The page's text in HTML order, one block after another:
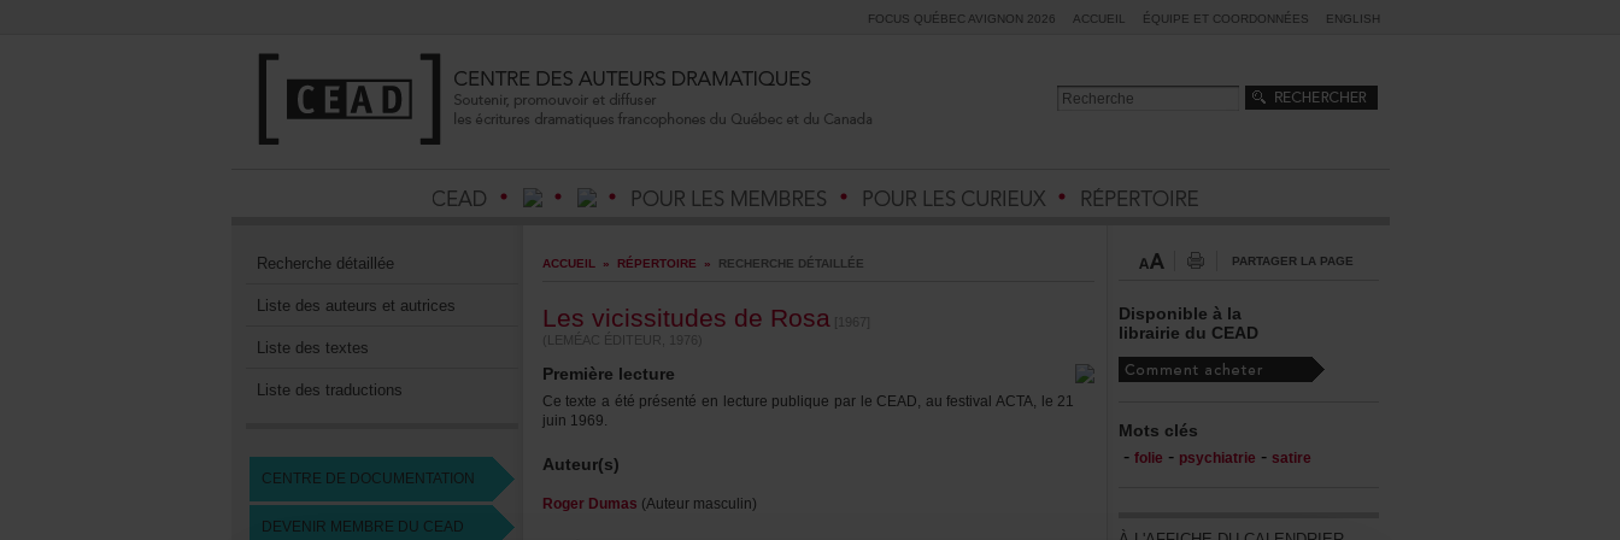
FOCUSQUÉBECAVIGNON2026 ACCUEIL ÉQUIPEETCOORDONNÉES ENGLISH
Recherchedétaillée
Listedesauteursetautrices
Listedestextes
Listedestraductions
CENTREDEDOCUMENTATION
DEVENIRMEMBREDUCEAD
ACCUEIL » RÉPERTOIRE » RECHERCHEDÉTAILLÉE
LesvicissitudesdeRosa [1967]
(LEMÉACÉDITEUR,1976)
Premièrelecture
CetexteaétéprésentéenlecturepubliqueparleCEAD,aufestivalACTA,le21
juin1969.
Auteur(s)
RogerDumas (Auteurmasculin)
PARTAGERLAPAGE
Disponibleàla
librairieduCEAD
Motsclés
- folie - psychiatrie - satire